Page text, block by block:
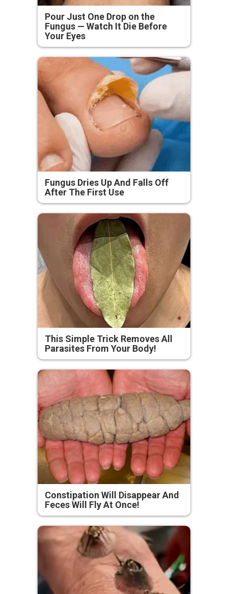
Pour Just One Drop on the
Fungus — Watch It Die Before
Your Eyes
Fungus Dries Up And Falls Off
After The First Use
This Simple Trick Removes All
Parasites From Your Body!
Constipation Will Disappear And
Feces Will Fly At Once!